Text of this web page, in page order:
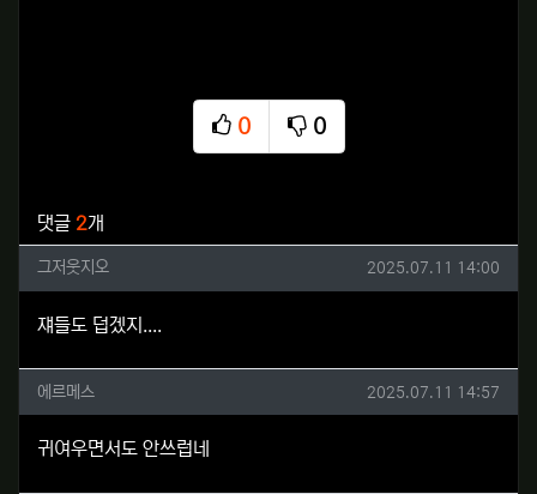
0
추천
0
비추천
댓글 2개
그저웃지오님의 댓글
그저웃지오 작성일
2025.07.11 14:00
쟤들도 덥겠지....
에르메스님의 댓글
에르메스 작성일
2025.07.11 14:57
귀여우면서도 안쓰럽네